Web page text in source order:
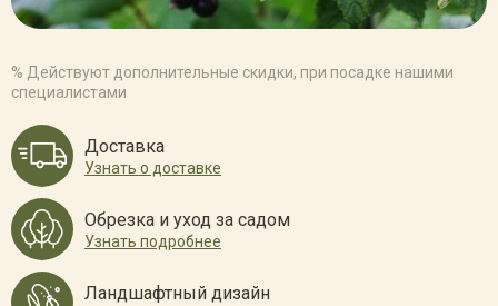
% Действуют дополнительные скидки, при посадке нашими
специалистами
Доставка
Узнать о доставке
Обрезка и уход за садом
Узнать подробнее
Ландшафтный дизайн